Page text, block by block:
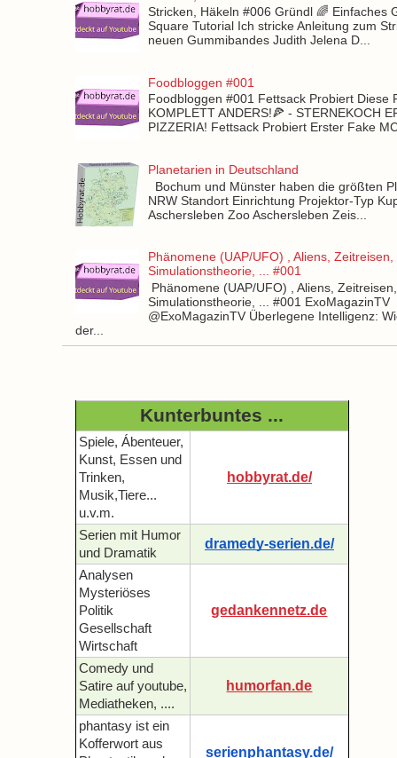
Stricken, Häkeln #006 Gründl 🌈 Einfaches
Square Tutorial Ich stricke Anleitung zum
neuen Gummibandes Judith Jelena D...
Foodbloggen #001
Foodbloggen #001 Fettsack Probiert Diese
KOMPLETT ANDERS!🍕 - STERNEKOCH
PIZZERIA! Fettsack Probiert Erster Fake
Planetarien in Deutschland
Bochum und Münster haben die größten
NRW Standort Einrichtung Projektor-Typ
Aschersleben Zoo Aschersleben Zeis...
Phänomene (UAP/UFO) , Aliens, Zeitreisen,
Simulationstheorie, ... #001
Phänomene (UAP/UFO) , Aliens, Zeitreisen,
Simulationstheorie, ... #001 ExoMagazinTV
@ExoMagazinTV Überlegene Intelligenz:
der...
Kunterbuntes ...
Spiele, Ábenteuer,
Kunst, Essen und
Trinken,
Musik,Tiere...
u.v.m.
hobbyrat.de/
Serien mit Humor
und Dramatik
dramedy-serien.de/
Analysen
Mysteriöses
Politik
Gesellschaft
Wirtschaft
gedankennetz.de
Comedy und
Satire auf youtube,
Mediatheken, ....
humorfan.de
phantasy ist ein
Kofferwort aus
serienphantasy.de/